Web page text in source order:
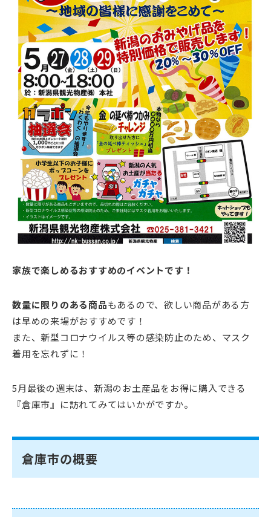
家族で楽しめるおすすめのイベントです！
数量に限りのある商品もあるので、欲しい商品がある方
は早めの来場がおすすめです！
また、新型コロナウイルス等の感染防止のため、マスク
着用を忘れずに！
5月最後の週末は、新潟のお土産品をお得に購入できる
『倉庫市』に訪れてみてはいかがですか。
倉庫市の概要